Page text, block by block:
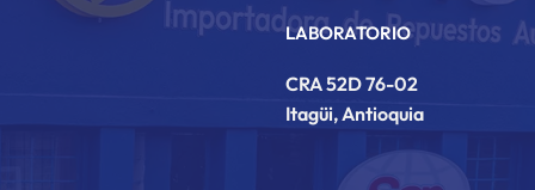
LABORATORIO
CRA 52D 76-02
Itagüi, Antioquia